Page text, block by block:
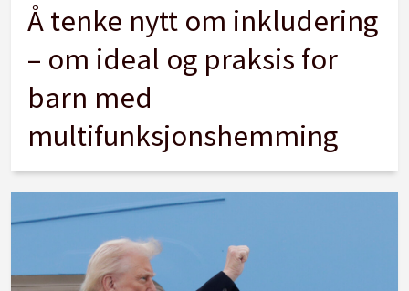
Å tenke nytt om inkludering
– om ideal og praksis for
barn med
multifunksjonshemming